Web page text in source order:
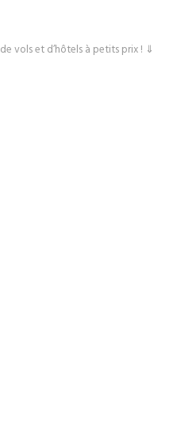
vols et d’hôtels à petits prix ! ⇓